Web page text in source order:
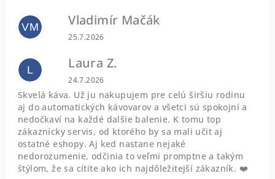
VM Vladimír Mačák
Hodnotenie obchodu je 5 z 5 hviezdičiek.
25.7.2026
L Laura Z.
Hodnotenie obchodu je 5 z 5 hviezdičiek.
24.7.2026
Skvelá káva. Už ju nakupujem pre celú širšiu rodinu
aj do automatických kávovarov a všetci sú spokojní a
nedočkaví na každé dalšie balenie. K tomu top
zákaznícky servis, od ktorého by sa mali učit aj
ostatné eshopy. Aj ked nastane nejaké
nedorozumenie, odčinia to veľmi promptne a takým
štýlom, že sa cítite ako ich najdôležitejší zákazník. ❤️